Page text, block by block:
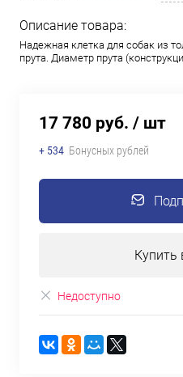
Описание товара:
Надежная клетка для собак из
прута. Диаметр прута
17 780 руб. / шт
+ 534 Бонусных рублей
Купить
Недоступно